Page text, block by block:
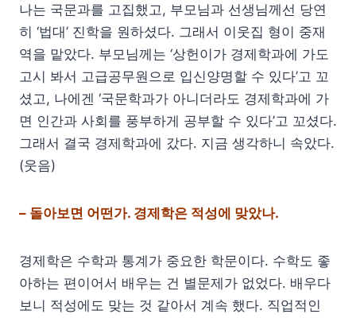
나는 국문과를 고집했고, 부모님과 선생님께선 당연
히 ‘법대’ 진학을 원하셨다. 그래서 이웃집 형이 중재
역을 맡았다. 부모님께는 ‘상헌이가 경제학과에 가도
고시 봐서 고급공무원으로 입신양명할 수 있다’고 꼬
셨고, 나에겐 ‘국문학과가 아니더라도 경제학과에 가
면 인간과 사회를 풍부하게 공부할 수 있다’고 꼬셨다.
그래서 결국 경제학과에 갔다. 지금 생각하니 속았다.
(웃음)
– 돌아보면 어떤가. 경제학은 적성에 맞았나.
경제학은 수학과 통계가 중요한 학문이다. 수학도 좋
아하는 편이어서 배우는 건 별문제가 없었다. 배우다
보니 적성에도 맞는 것 같아서 계속 했다. 직업적인